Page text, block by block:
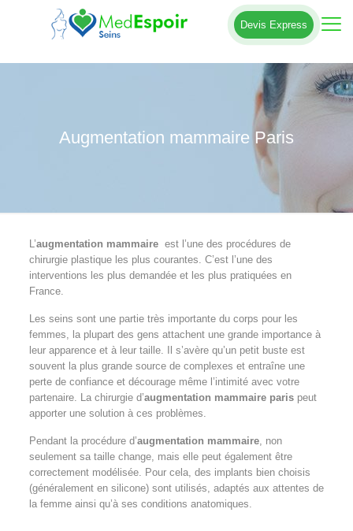
Devis Express
Augmentation mammaire Paris
L’augmentation mammaire est l’une des procédures de
chirurgie plastique les plus courantes. C’est l’une des
interventions les plus demandée et les plus pratiquées en
France.
Les seins sont une partie très importante du corps pour les
femmes, la plupart des gens attachent une grande importance à
leur apparence et à leur taille. Il s’avère qu’un petit buste est
souvent la plus grande source de complexes et entraîne une
perte de confiance et décourage même l’intimité avec votre
partenaire. La chirurgie d’augmentation mammaire paris peut
apporter une solution à ces problèmes.
Pendant la procédure d’augmentation mammaire, non
seulement sa taille change, mais elle peut également être
correctement modélisée. Pour cela, des implants bien choisis
(généralement en silicone) sont utilisés, adaptés aux attentes de
la femme ainsi qu’à ses conditions anatomiques.